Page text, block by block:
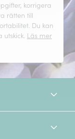
korrigera
rätten till
Du kan
Läs mer